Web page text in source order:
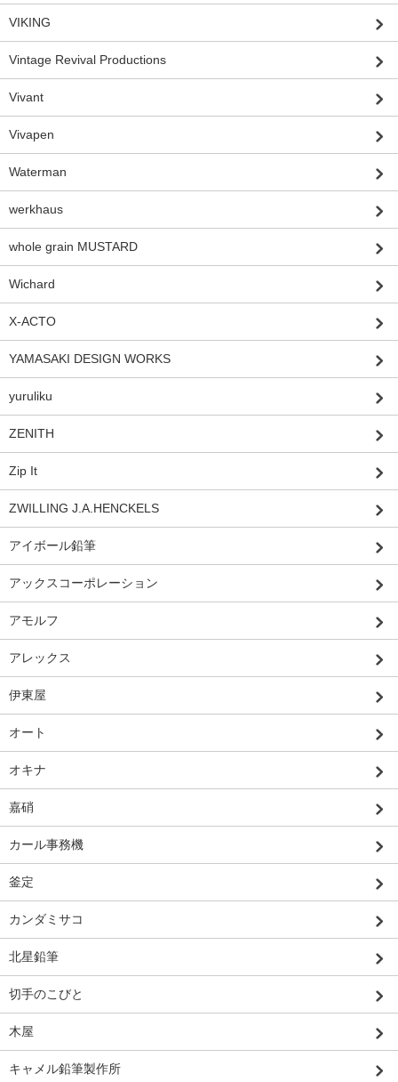
VIKING
Vintage Revival Productions
Vivant
Vivapen
Waterman
werkhaus
whole grain MUSTARD
Wichard
X-ACTO
YAMASAKI DESIGN WORKS
yuruliku
ZENITH
Zip It
ZWILLING J.A.HENCKELS
アイボール鉛筆
アックスコーポレーション
アモルフ
アレックス
伊東屋
オート
オキナ
嘉硝
カール事務機
釜定
カンダミサコ
北星鉛筆
切手のこびと
木屋
キャメル鉛筆製作所